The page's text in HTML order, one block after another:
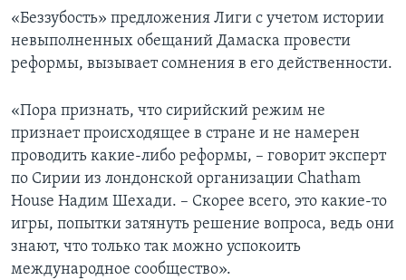
«Беззубость» предложения Лиги с учетом истории
невыполненных обещаний Дамаска провести
реформы, вызывает сомнения в его действенности.
«Пора признать, что сирийский режим не
признает происходящее в стране и не намерен
проводить какие-либо реформы, – говорит эксперт
по Сирии из лондонской организации Chatham
House Надим Шехади. – Скорее всего, это какие-то
игры, попытки затянуть решение вопроса, ведь они
знают, что только так можно успокоить
международное сообщество».